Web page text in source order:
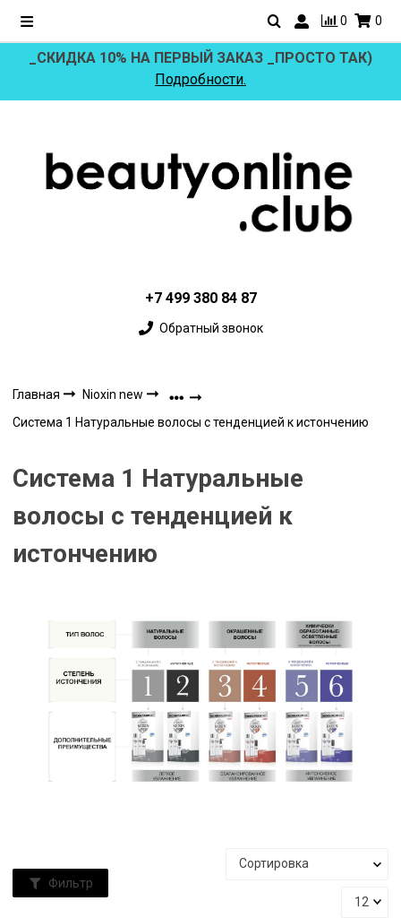
0 0
_СКИДКА 10% НА ПЕРВЫЙ ЗАКАЗ _ПРОСТО ТАК)
Подробности.
+7 499 380 84 87
Обратный звонок
Главная
Nioxin new
Система 1 Натуральные волосы с тенденцией к истончению
Система 1 Натуральные
волосы с тенденцией к
истончению
Фильтр